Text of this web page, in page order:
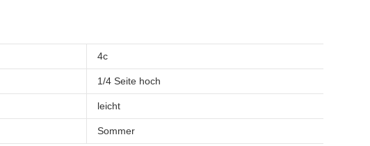
4c
1/4 Seite hoch
leicht
Sommer